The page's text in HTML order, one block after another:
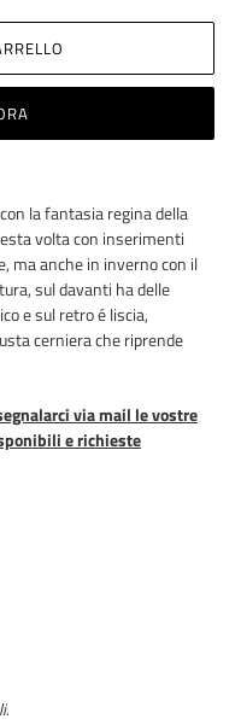
la fantasia regina della
volta con inserimenti
ma anche in inverno con il
sul davanti ha delle
e sul retro é liscia,
cerniera che riprende
via mail le vostre
e richieste